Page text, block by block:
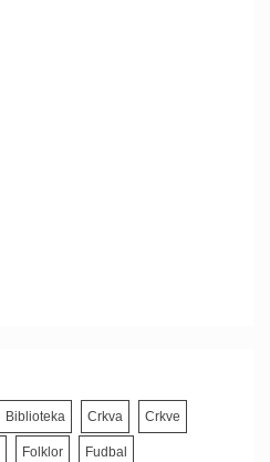
Biblioteka Crkva Crkve
Folklor Fudbal